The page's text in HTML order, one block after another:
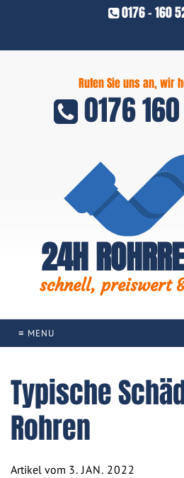
0176 - 160
Rufen Sie uns an, wir
0176
24H
schnell, preiswert
≡ MENU
Typische
Rohren
Artikel vom 3. JAN. 2022